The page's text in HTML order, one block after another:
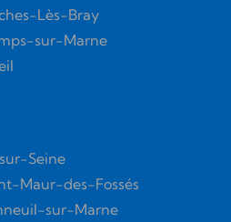
Lès-Bray
sur-Marne
Seine
Maur-des-Fossés
sur-Marne